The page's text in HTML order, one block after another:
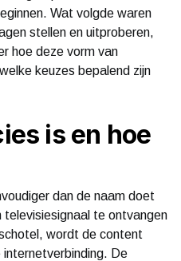
Wat volgde waren
stellen en uitproberen,
hoe deze vorm van
keuzes bepalend zijn
is en hoe
dan de naam doet
te ontvangen
wordt de content
De